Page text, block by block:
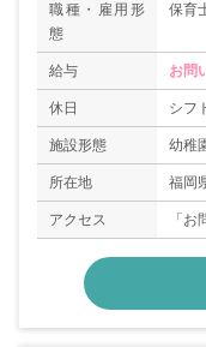
職種・雇用形
態
保育
給与 お問
休日 シフ
施設形態 幼稚
所在地 福岡
アクセス 「